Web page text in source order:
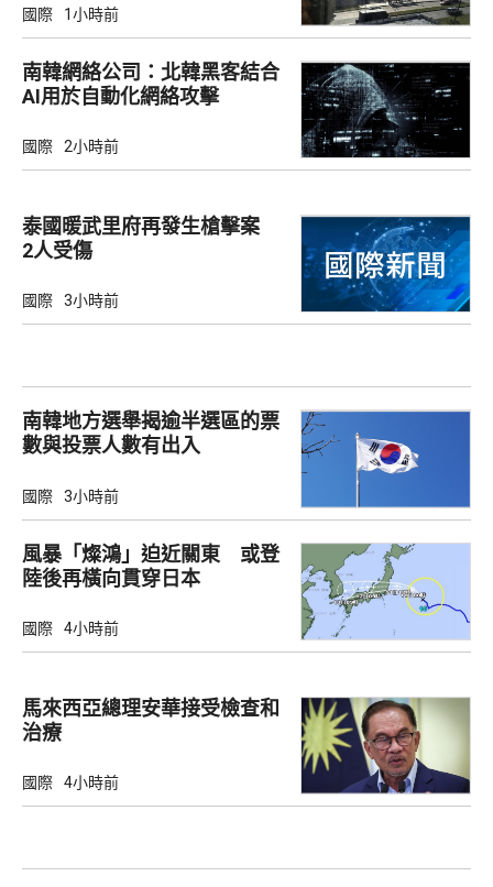
國際 1小時前
南韓網絡公司：北韓黑客結合
AI用於自動化網絡攻擊
國際 2小時前
泰國暖武里府再發生槍擊案
2人受傷
國際 3小時前
南韓地方選舉揭逾半選區的票
數與投票人數有出入
國際 3小時前
風暴「燦鴻」迫近關東 或登
陸後再橫向貫穿日本
國際 4小時前
馬來西亞總理安華接受檢查和
治療
國際 4小時前